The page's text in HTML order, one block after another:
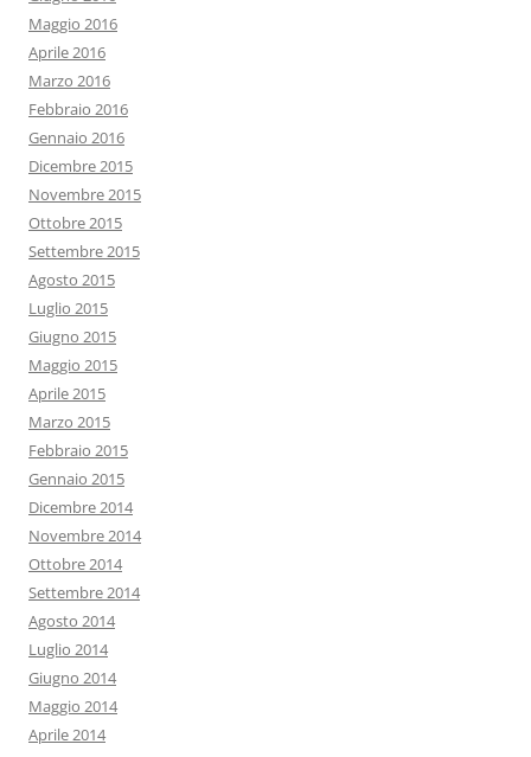
Maggio 2016
Aprile 2016
Marzo 2016
Febbraio 2016
Gennaio 2016
Dicembre 2015
Novembre 2015
Ottobre 2015
Settembre 2015
Agosto 2015
Luglio 2015
Giugno 2015
Maggio 2015
Aprile 2015
Marzo 2015
Febbraio 2015
Gennaio 2015
Dicembre 2014
Novembre 2014
Ottobre 2014
Settembre 2014
Agosto 2014
Luglio 2014
Giugno 2014
Maggio 2014
Aprile 2014